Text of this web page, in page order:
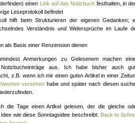
einen Link auf das Notizbuch festhalten, in
Leseprotokoll befindet
hilft beim Strukturieren der eigenen Gedanken;
Verständnis und Widersprüche im Laufe
als Basis einer Renzension dienen
Anmerkungen zu Gelesenem machen
aus. Ich habe bisher auch
z.B. wenn ich mir einen guten Artikel in einer
versehen habe und später nach diesen
die Tage einen Artikel gelesen, der die gleiche
wie diese Sonntagsidee beschreibt: Back to